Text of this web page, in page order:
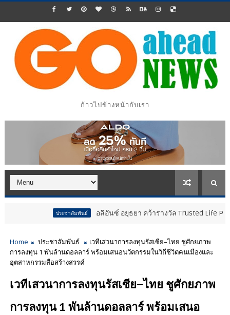
ก้าวไปข้างหน้ากับเรา
อลิอันซ์ อยุธยา คว้ารางวัล Trusted Life Partner
Home ประชาสัมพันธ์
เวทีเสวนาการลงทุนรัสเซีย–ไทย ชูศักยภาพ
การลงทุน 1 พันล้านดอลลาร์ พร้อมเสนอนวัตกรรมในวิถีชีวิตคนเมืองและ
อุตสาหกรรมสื่อสร้างสรรค์
เวทีเสวนาการลงทุนรัสเซีย–ไทย ชูศักยภาพ
การลงทุน 1 พันล้านดอลลาร์ พร้อมเสนอ